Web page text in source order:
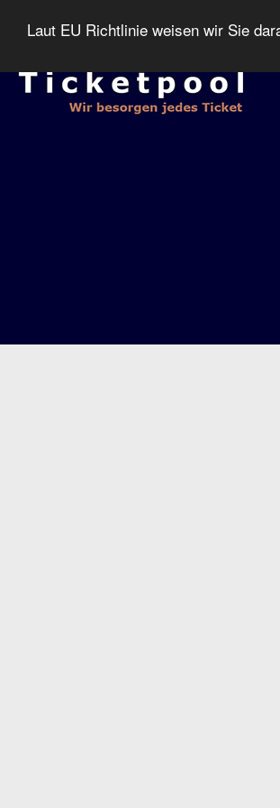
Laut EU Richtlinie weisen wir Sie